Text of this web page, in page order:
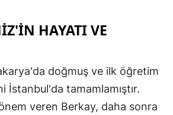
HAYATI VE
doğmuş ve ilk öğretim
İstanbul'da tamamlamıştır.
veren Berkay, daha sonra